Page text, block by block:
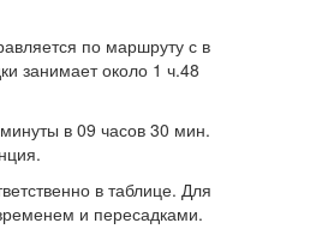
по маршруту с в
занимает около 1 ч.48
в 09 часов 30 мин.
в таблице. Для
и пересадками.